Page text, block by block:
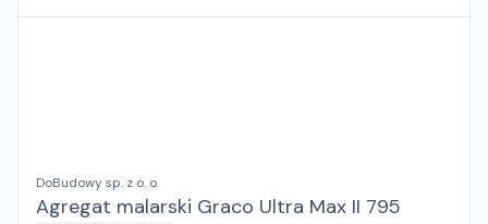
DoBudowy sp. z o. o.
Agregat malarski Graco Ultra Max II 795